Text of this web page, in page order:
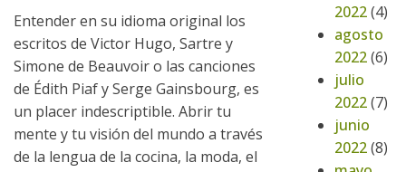
Entender en su idioma original los
escritos de Victor Hugo, Sartre y
Simone de Beauvoir o las canciones
de Édith Piaf y Serge Gainsbourg, es
un placer indescriptible. Abrir tu
mente y tu visión del mundo a través
de la lengua de la cocina, la moda, el
2022(4)
agosto
2022(6)
julio
2022(7)
junio
2022(8)